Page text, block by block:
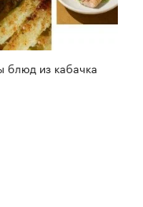
блюд из кабачка